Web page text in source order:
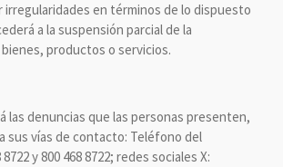
irregularidades en términos de lo dispuesto
a la suspensión parcial de la
productos o servicios.
las denuncias que las personas presenten,
sus vías de contacto: Teléfono del
y 800 468 8722; redes sociales X: